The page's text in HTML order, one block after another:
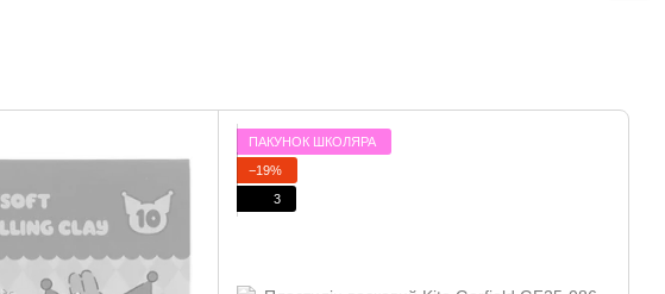
ПАКУНОК ШКОЛЯРА
−19%
3